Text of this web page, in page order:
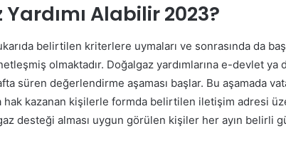
Alabilir 2023?
belirtilen kriterlere uymaları ve sonrasında da
olmaktadır. Doğalgaz yardımlarına e-devlet
süren değerlendirme aşaması başlar. Bu aşamada
hak kazanan kişilerle formda belirtilen iletişim adresi
desteği alması uygun görülen kişiler her ayın belirli